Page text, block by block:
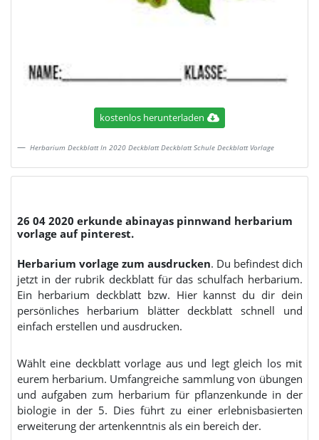
kostenlos herunterladen
Herbarium Deckblatt In 2020 Deckblatt Deckblatt Schule Deckblatt Vorlage
26 04 2020 erkunde abinayas pinnwand herbarium
vorlage auf pinterest.
Herbarium vorlage zum ausdrucken. Du befindest dich
jetzt in der rubrik deckblatt für das schulfach herbarium.
Ein herbarium deckblatt bzw. Hier kannst du dir dein
persönliches herbarium blätter deckblatt schnell und
einfach erstellen und ausdrucken.
Wählt eine deckblatt vorlage aus und legt gleich los mit
eurem herbarium. Umfangreiche sammlung von übungen
und aufgaben zum herbarium für pflanzenkunde in der
biologie in der 5. Dies führt zu einer erlebnisbasierten
erweiterung der artenkenntnis als ein bereich der.